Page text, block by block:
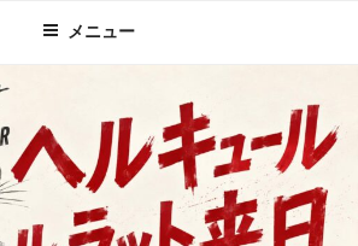
メニュー